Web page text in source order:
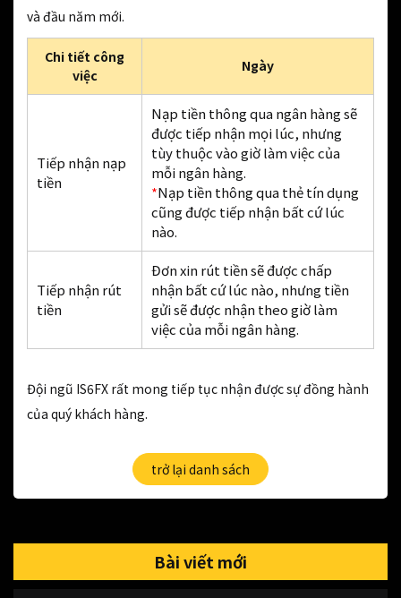
và đầu năm mới.
Chi tiết công
việc
Ngày
Tiếp nhận nạp
tiền
Nạp tiền thông qua ngân hàng sẽ
được tiếp nhận mọi lúc, nhưng
tùy thuộc vào giờ làm việc của
mỗi ngân hàng.
*Nạp tiền thông qua thẻ tín dụng
cũng được tiếp nhận bất cứ lúc
nào.
Tiếp nhận rút
tiền
Đơn xin rút tiền sẽ được chấp
nhận bất cứ lúc nào, nhưng tiền
gửi sẽ được nhận theo giờ làm
việc của mỗi ngân hàng.
Đội ngũ IS6FX rất mong tiếp tục nhận được sự đồng hành
của quý khách hàng.
trở lại danh sách
Bài viết mới